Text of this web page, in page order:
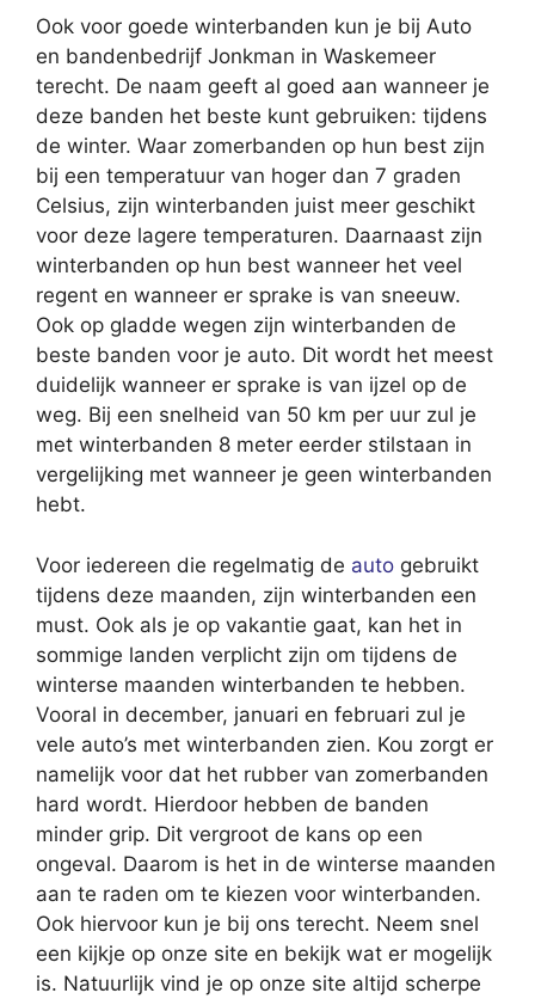
Ook voor goede winterbanden kun je bij Auto
en bandenbedrijf Jonkman in Waskemeer
terecht. De naam geeft al goed aan wanneer je
deze banden het beste kunt gebruiken: tijdens
de winter. Waar zomerbanden op hun best zijn
bij een temperatuur van hoger dan 7 graden
Celsius, zijn winterbanden juist meer geschikt
voor deze lagere temperaturen. Daarnaast zijn
winterbanden op hun best wanneer het veel
regent en wanneer er sprake is van sneeuw.
Ook op gladde wegen zijn winterbanden de
beste banden voor je auto. Dit wordt het meest
duidelijk wanneer er sprake is van ijzel op de
weg. Bij een snelheid van 50 km per uur zul je
met winterbanden 8 meter eerder stilstaan in
vergelijking met wanneer je geen winterbanden
hebt.
Voor iedereen die regelmatig de auto gebruikt
tijdens deze maanden, zijn winterbanden een
must. Ook als je op vakantie gaat, kan het in
sommige landen verplicht zijn om tijdens de
winterse maanden winterbanden te hebben.
Vooral in december, januari en februari zul je
vele auto’s met winterbanden zien. Kou zorgt er
namelijk voor dat het rubber van zomerbanden
hard wordt. Hierdoor hebben de banden
minder grip. Dit vergroot de kans op een
ongeval. Daarom is het in de winterse maanden
aan te raden om te kiezen voor winterbanden.
Ook hiervoor kun je bij ons terecht. Neem snel
een kijkje op onze site en bekijk wat er mogelijk
is. Natuurlijk vind je op onze site altijd scherpe